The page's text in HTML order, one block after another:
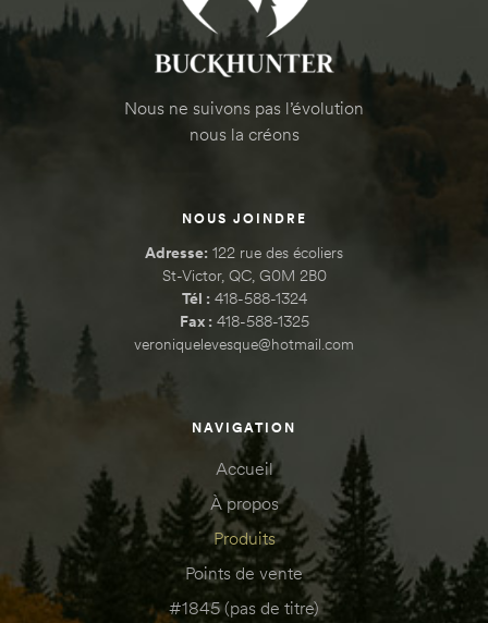
Nous ne suivons pas l’évolution
nous la créons
NOUS JOINDRE
Adresse: 122 rue des écoliers
St-Victor, QC, G0M 2B0
Tél :418-588-1324
Fax :418-588-1325
veroniquelevesque@hotmail.com
NAVIGATION
Accueil
À propos
Produits
Points de vente
#1845 (pas de titre)